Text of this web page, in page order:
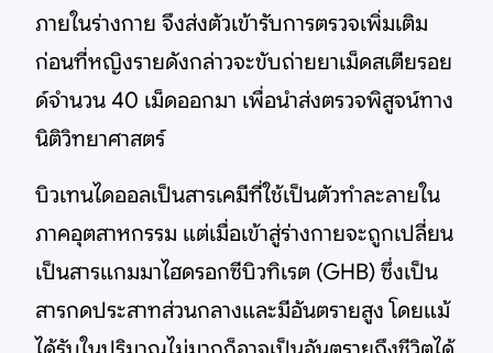
ภายในร่างกาย จึงส่งตัวเข้ารับการตรวจเพิ่มเติม
ก่อนที่หญิงรายดังกล่าวจะขับถ่ายยาเม็ดสเตียรอย
ด์จำนวน 40 เม็ดออกมา เพื่อนำส่งตรวจพิสูจน์ทาง
นิติวิทยาศาสตร์
บิวเทนไดออลเป็นสารเคมีที่ใช้เป็นตัวทำละลายใน
ภาคอุตสาหกรรม แต่เมื่อเข้าสู่ร่างกายจะถูกเปลี่ยน
เป็นสารแกมมาไฮดรอกซีบิวทิเรต (GHB) ซึ่งเป็น
สารกดประสาทส่วนกลางและมีอันตรายสูง โดยแม้